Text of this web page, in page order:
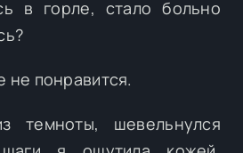
в горле, стало больно
не понравится.
темноты, шевельнулся